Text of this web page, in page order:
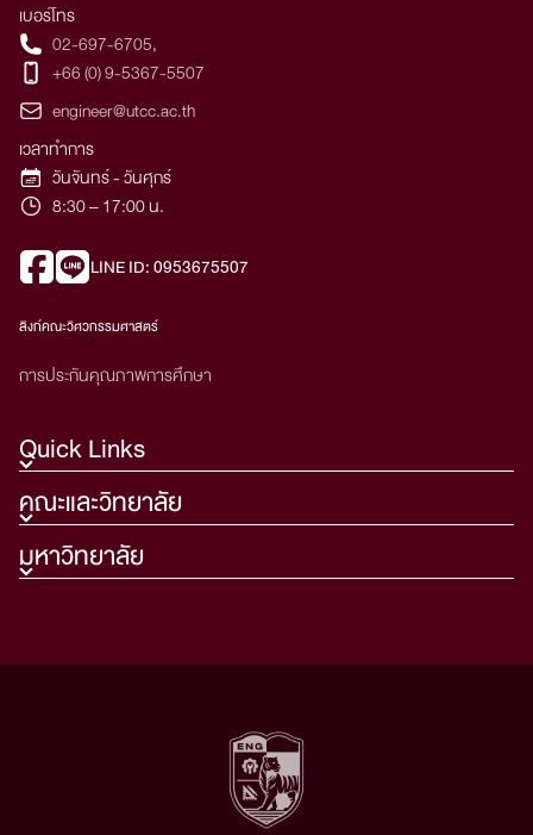
เกณฑ์มาตรฐานภาษาอังกฤษ และ ระดับเกณฑ์คะแนน
ผลการสอบ
TOEFL (paper) 500
TOEFL (CBT) 173
TOEFL (IBT) 61
TOEIC 600
IELTS 5.0
CU TEP 60
UTCC BEST 485
Quick Links
คณะและวิทยาลัย
มหาวิทยาลัย
เบอร์โทร
02-697-6705,
+66 (0) 9-5367-5507
engineer@utcc.ac.th
เวลาทำการ
วันจันทร์ - วันศุกร์
8:30 – 17:00 น.
LINE ID: 0953675507
ลิงก์คณะวิศวกรรมศาสตร์
การประกันคุณภาพการศึกษา